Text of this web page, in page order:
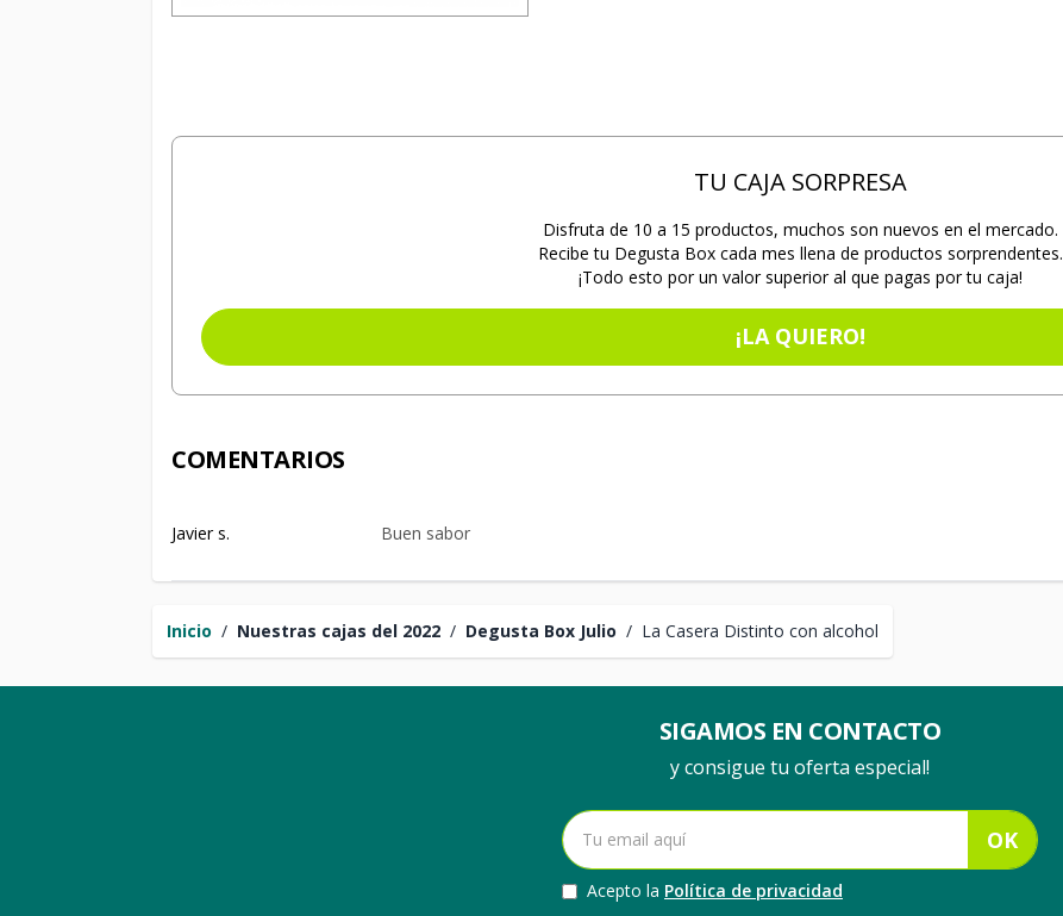
Inicio / Nuestras cajas del 2022 / Degusta Box Julio / La Casera Distinto con alcohol
TU CAJA SORPRESA
Disfruta de 10 a 15 productos, muchos son nuevos en el mercado.
Recibe tu Degusta Box cada mes llena de productos sorprendentes.
¡Todo esto por un valor superior al que pagas por tu caja!
¡LA QUIERO!
COMENTARIOS
Javier s. Buen sabor
SIGAMOS EN CONTACTO
y consigue tu oferta especial!
OK
Acepto la Política de privacidad